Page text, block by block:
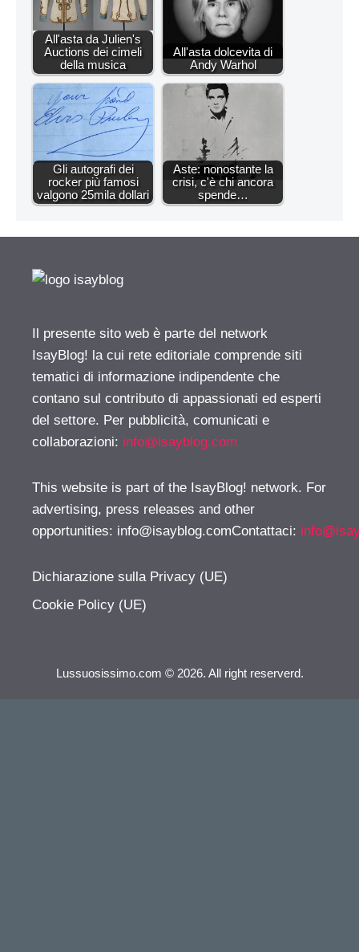
All'asta da Julien's
Auctions dei cimeli
della musica
All'asta dolcevita di
Andy Warhol
Gli autografi dei
rocker più famosi
valgono 25mila dollari
Aste: nonostante la
crisi, c'è chi ancora
spende…
Il presente sito web è parte del network
IsayBlog! la cui rete editoriale comprende siti
tematici di informazione indipendente che
contano sul contributo di appassionati ed esperti
del settore. Per pubblicità, comunicati e
collaborazioni: info@isayblog.com
This website is part of the IsayBlog! network. For
advertising, press releases and other
opportunities: info@isayblog.comContattaci:
Dichiarazione sulla Privacy (UE)
Cookie Policy (UE)
Lussuosissimo.com © 2026. All right reserverd.